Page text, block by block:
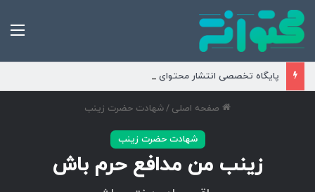
پایگاه تخصصی انتشار محتوای مناسبتی و موضوعی
صفحه اصلی /شهادت حضرت زینب
شهادت حضرت زینب
زینب من مدافع حرم باش